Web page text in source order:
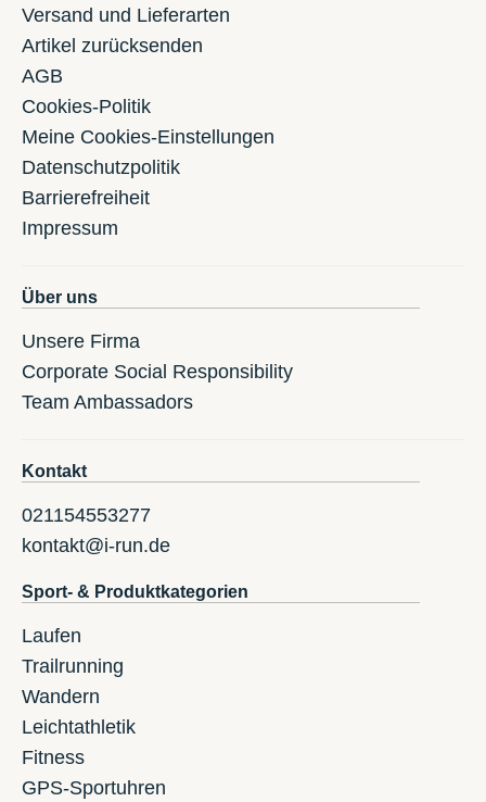
Versand und Lieferarten
Artikel zurücksenden
AGB
Cookies-Politik
Meine Cookies-Einstellungen
Datenschutzpolitik
Barrierefreiheit
Impressum
Über uns
Unsere Firma
Corporate Social Responsibility
Team Ambassadors
Kontakt
021154553277
kontakt@i-run.de
Sport- & Produktkategorien
Laufen
Trailrunning
Wandern
Leichtathletik
Fitness
GPS-Sportuhren